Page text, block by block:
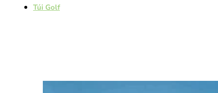
Túi Golf